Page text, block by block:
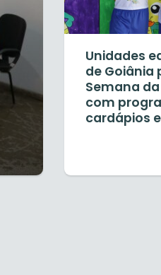
Unidades
de Goiânia
Semana
com
cardápios